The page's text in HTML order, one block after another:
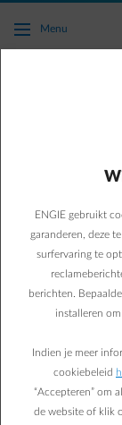
Ga naar de
Menu
Stopzetting
2023. Wat
ENGIE gebruikt
garanderen, deze
surfervaring te
berichten.
installeren
Indien je meer
cookiebeleid
“Accepteren” om
de website of klik